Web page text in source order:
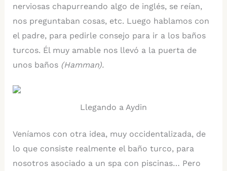
nerviosas chapurreando algo de inglés, se reían,
nos preguntaban cosas, etc. Luego hablamos con
el padre, para pedirle consejo para ir a los baños
turcos. Él muy amable nos llevó a la puerta de
unos baños (Hamman).
Llegando a Aydin
Veníamos con otra idea, muy occidentalizada, de
lo que consiste realmente el baño turco, para
nosotros asociado a un spa con piscinas… Pero